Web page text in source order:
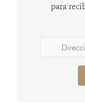
para